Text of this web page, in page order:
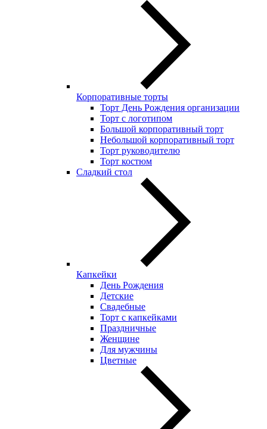
Корпоративные торты
Торт День Рождения организации
Торт с логотипом
Большой корпоративный торт
Небольшой корпоративный торт
Торт руководителю
Торт костюм
Сладкий стол
Капкейки
День Рождения
Детские
Свадебные
Торт с капкейками
Праздничные
Женщине
Для мужчины
Цветные